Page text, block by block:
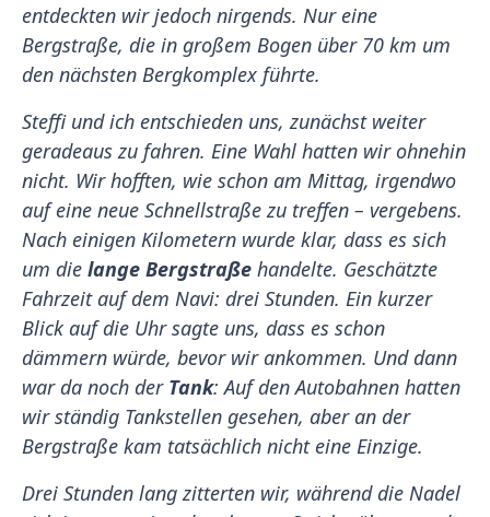
entdeckten wir jedoch nirgends. Nur eine
Bergstraße, die in großem Bogen über 70 km um
den nächsten Bergkomplex führte.
Steffi und ich entschieden uns, zunächst weiter
geradeaus zu fahren. Eine Wahl hatten wir ohnehin
nicht. Wir hofften, wie schon am Mittag, irgendwo
auf eine neue Schnellstraße zu treffen – vergebens.
Nach einigen Kilometern wurde klar, dass es sich
um die lange Bergstraße handelte. Geschätzte
Fahrzeit auf dem Navi: drei Stunden. Ein kurzer
Blick auf die Uhr sagte uns, dass es schon
dämmern würde, bevor wir ankommen. Und dann
war da noch der Tank: Auf den Autobahnen hatten
wir ständig Tankstellen gesehen, aber an der
Bergstraße kam tatsächlich nicht eine Einzige.
Drei Stunden lang zitterten wir, während die Nadel